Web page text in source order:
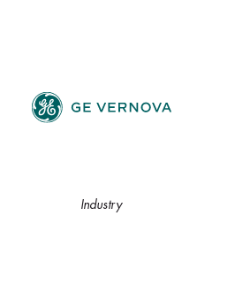
Industry